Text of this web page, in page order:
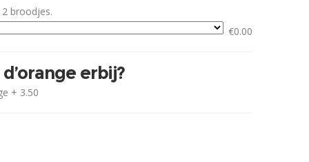
broodjes.
€0.00
erbij?
+ 3.50